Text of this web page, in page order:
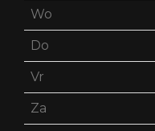
Wo
Do
Vr
Za